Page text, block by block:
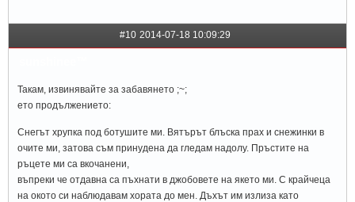
#10 2014-07-18 10:09:29
Такам, извинявайте за забавянето ;~;
ето продължението:
Снегът хрупка под ботушите ми. Вятърът блъска прах и снежинки в
очите ми, затова съм принудена да гледам надолу. Пръстите на
ръцете ми са вкочанени,
въпреки че отдавна са пъхнати в джобовете на якето ми. С крайчеца
на окото си наблюдавам хората до мен. Дъхът им излиза като